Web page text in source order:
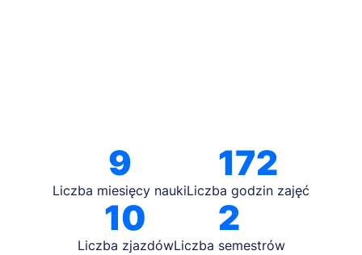
9
Liczba miesięcy nauki
172
Liczba godzin zajęć
10
Liczba zjazdów
2
Liczba semestrów